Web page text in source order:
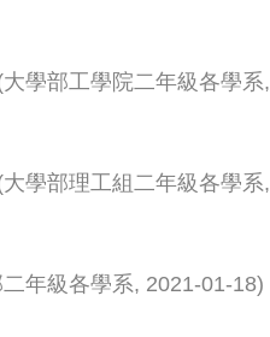
大學部工學院二年級各學系
大學部理工組二年級各學系
年級各學系, 2021-01-18)